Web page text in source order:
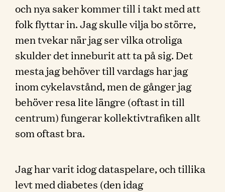
och nya saker kommer till i takt med att
folk flyttar in. Jag skulle vilja bo större,
men tvekar när jag ser vilka otroliga
skulder det inneburit att ta på sig. Det
mesta jag behöver till vardags har jag
inom cykelavstånd, men de gånger jag
behöver resa lite längre (oftast in till
centrum) fungerar kollektivtrafiken allt
som oftast bra.
Jag har varit idog dataspelare, och tillika
levt med diabetes (den idag